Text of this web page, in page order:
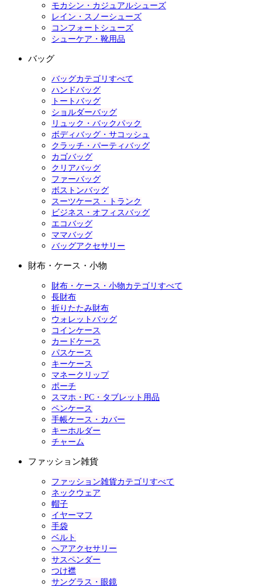
モカシン・カジュアルシューズ
レイン・スノーシューズ
コンフォートシューズ
シューケア・靴用品
バッグ
バッグカテゴリすべて
ハンドバッグ
トートバッグ
ショルダーバッグ
リュック・バックパック
ボディバッグ・サコッシュ
クラッチ・パーティバッグ
カゴバッグ
クリアバッグ
ファーバッグ
ボストンバッグ
スーツケース・トランク
ビジネス・オフィスバッグ
エコバッグ
ママバッグ
バッグアクセサリー
財布・ケース・小物
財布・ケース・小物カテゴリすべて
長財布
折りたたみ財布
ウォレットバッグ
コインケース
カードケース
パスケース
キーケース
マネークリップ
ポーチ
スマホ・PC・タブレット用品
ペンケース
手帳ケース・カバー
キーホルダー
チャーム
ファッション雑貨
ファッション雑貨カテゴリすべて
ネックウェア
帽子
イヤーマフ
手袋
ベルト
ヘアアクセサリー
サスペンダー
つけ襟
サングラス・眼鏡